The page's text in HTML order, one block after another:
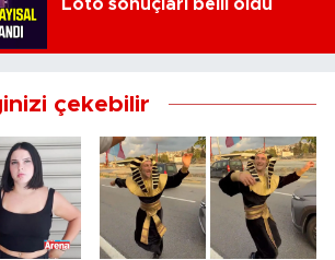
Loto sonuçları belli oldu
çekebilir